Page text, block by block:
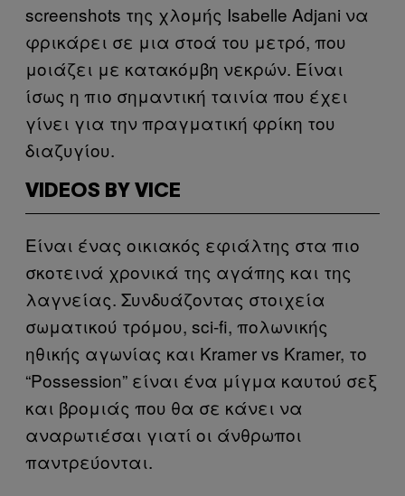
screenshots της χλομής Isabelle Adjani να
φρικάρει σε μια στοά του μετρό, που
μοιάζει με κατακόμβη νεκρών. Είναι
ίσως η πιο σημαντική ταινία που έχει
γίνει για την πραγματική φρίκη του
διαζυγίου.
VIDEOS BY VICE
Είναι ένας οικιακός εφιάλτης στα πιο
σκοτεινά χρονικά της αγάπης και της
λαγνείας. Συνδυάζοντας στοιχεία
σωματικού τρόμου, sci-fi, πολωνικής
ηθικής αγωνίας και Kramer vs Kramer, το
“Possession” είναι ένα μίγμα καυτού σεξ
και βρομιάς που θα σε κάνει να
αναρωτιέσαι γιατί οι άνθρωποι
παντρεύονται.